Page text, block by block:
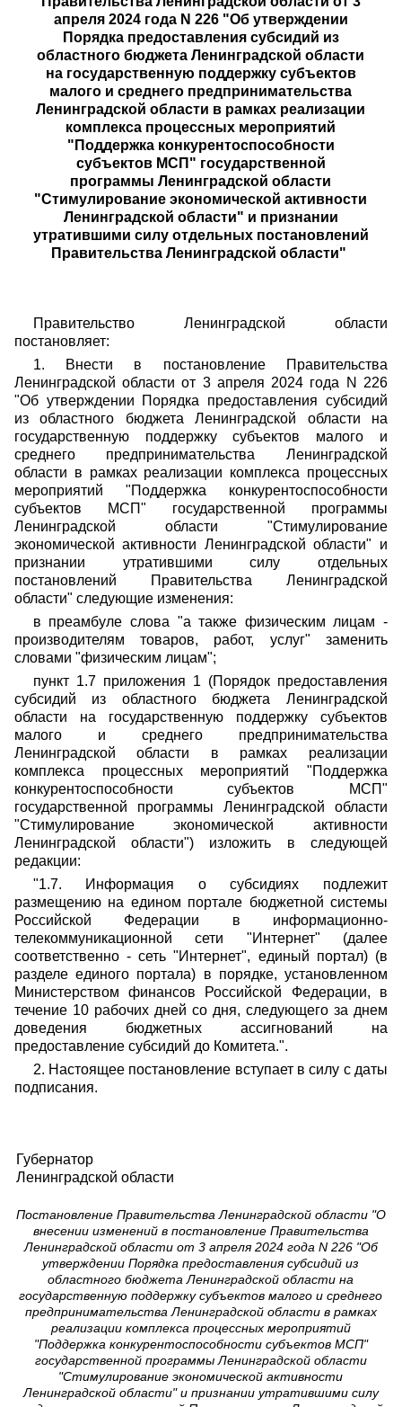
апреля 2024 года N 226 "Об утверждении
Порядка предоставления субсидий из
областного бюджета Ленинградской области
на государственную поддержку субъектов
малого и среднего предпринимательства
Ленинградской области в рамках реализации
комплекса процессных мероприятий
"Поддержка конкурентоспособности
субъектов МСП" государственной
программы Ленинградской области
"Стимулирование экономической активности
Ленинградской области" и признании
утратившими силу отдельных постановлений
Правительства Ленинградской области"
Правительство Ленинградской области
постановляет:
1. Внести в постановление Правительства
Ленинградской области от 3 апреля 2024 года N 226
"Об утверждении Порядка предоставления субсидий
из областного бюджета Ленинградской области на
государственную поддержку субъектов малого и
среднего предпринимательства Ленинградской
области в рамках реализации комплекса процессных
мероприятий "Поддержка конкурентоспособности
субъектов МСП" государственной программы
Ленинградской области "Стимулирование
экономической активности Ленинградской области" и
признании утратившими силу отдельных
постановлений Правительства Ленинградской
области" следующие изменения:
в преамбуле слова "а также физическим лицам -
производителям товаров, работ, услуг" заменить
словами "физическим лицам";
пункт 1.7 приложения 1 (Порядок предоставления
субсидий из областного бюджета Ленинградской
области на государственную поддержку субъектов
малого и среднего предпринимательства
Ленинградской области в рамках реализации
комплекса процессных мероприятий "Поддержка
конкурентоспособности субъектов МСП"
государственной программы Ленинградской области
"Стимулирование экономической активности
Ленинградской области") изложить в следующей
редакции:
"1.7. Информация о субсидиях подлежит
размещению на едином портале бюджетной системы
Российской Федерации в информационно-
телекоммуникационной сети "Интернет" (далее
соответственно - сеть "Интернет", единый портал) (в
разделе единого портала) в порядке, установленном
Министерством финансов Российской Федерации, в
течение 10 рабочих дней со дня, следующего за днем
доведения бюджетных ассигнований на
предоставление субсидий до Комитета.".
2. Настоящее постановление вступает в силу с даты
подписания.
Губернатор
Ленинградской области
Постановление Правительства Ленинградской области "О
внесении изменений в постановление Правительства
Ленинградской области от 3 апреля 2024 года N 226 "Об
утверждении Порядка предоставления субсидий из
областного бюджета Ленинградской области на
государственную поддержку субъектов малого и среднего
предпринимательства Ленинградской области в рамках
реализации комплекса процессных мероприятий
"Поддержка конкурентоспособности субъектов МСП"
государственной программы Ленинградской области
"Стимулирование экономической активности
Ленинградской области" и признании утратившими силу